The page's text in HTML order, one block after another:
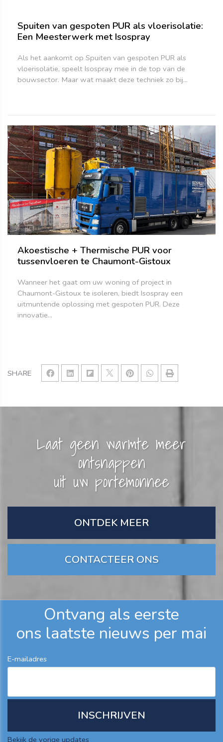
SHARE
Spuiten van gespoten PUR als vloerisolatie:
Een Meesterwerk met Isospray
Als het aankomt op Spuiten van gespoten PUR als
vloerisolatie, speelt Isospray mee in de top van de
bouwsector. Maar wat maakt deze techniek zo bij...
Akoestische + Thermische PUR voor
tussenvloeren te Chaumont-Gistoux
Wanneer het gaat om uw woning of project in
Chaumont-Gistoux te isoleren, biedt Isospray een
uitmuntende oplossing met gespoten PUR. Deze
innovatie...
Laat geen warmte meer
ontsnappen
uit uw portemonnee​​​​​​​
ONTDEK MEER
CONTACTEER ONS
Ontvang als eerste
ons laatste nieuws per mai
E-mailadres
Bekijk de vorige updates